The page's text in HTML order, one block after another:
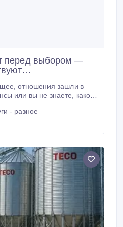
перед выбором —
в
глубже и найти верное
жизненной ситуации.
- разное